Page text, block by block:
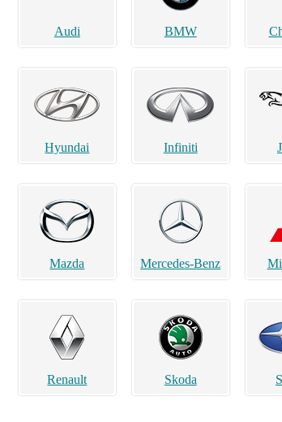
Audi BMW
Hyundai Infiniti
Mazda Mercedes-Benz
Renault Skoda